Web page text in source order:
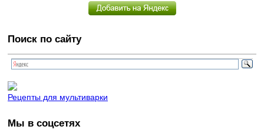
Поиск по сайту
Рецепты для мультиварки
Мы в соцсетях